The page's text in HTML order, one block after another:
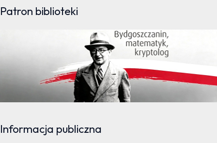
Patron biblioteki
Informacja publiczna